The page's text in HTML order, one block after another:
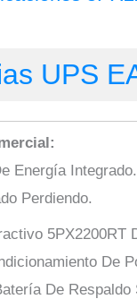
UPS
Energía
Perdiendo.
5PX2200RT
De
De Respaldo